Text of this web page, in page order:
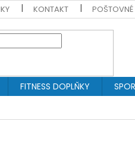
KONTAKT POŠTOVNÉ
FITNESS DOPLŇKY